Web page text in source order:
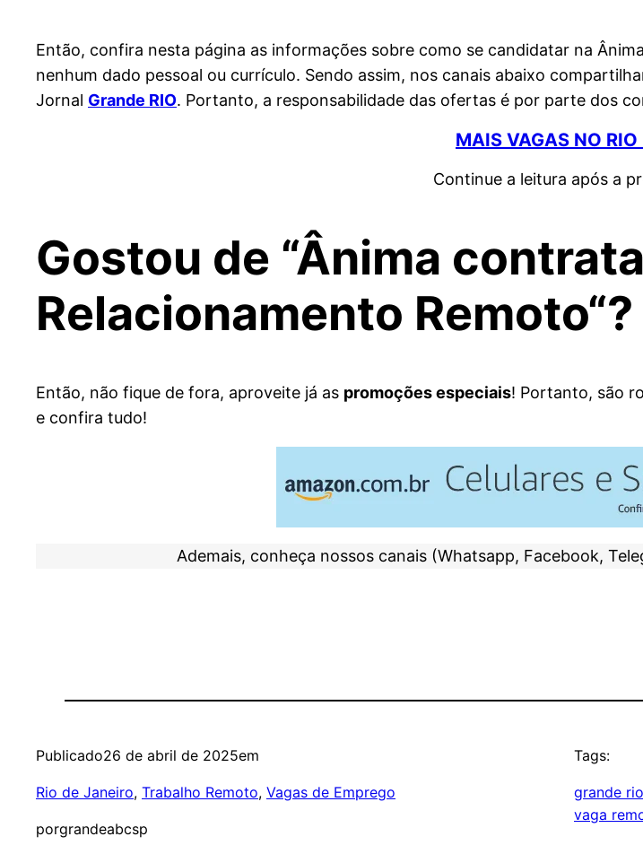
Então, confira nesta página as informações sobre como se candidatar na
nenhum dado pessoal ou currículo. Sendo assim, nos canais abaixo
Jornal Grande RIO. Portanto, a responsabilidade das ofertas é por parte dos
MAIS VAGAS NO RIO
Continue a leitura após a
Gostou de “Ânima
Relacionamento Remoto
Então, não fique de fora, aproveite já as promoções especiais! Portanto, são
e confira tudo!
Ademais, conheça nossos canais (Whatsapp, Facebook,
Publicado26 de abril de 2025em
Rio de Janeiro, Trabalho Remoto, Vagas de Emprego
porgrandeabcsp
Tags:
grande rio
vaga